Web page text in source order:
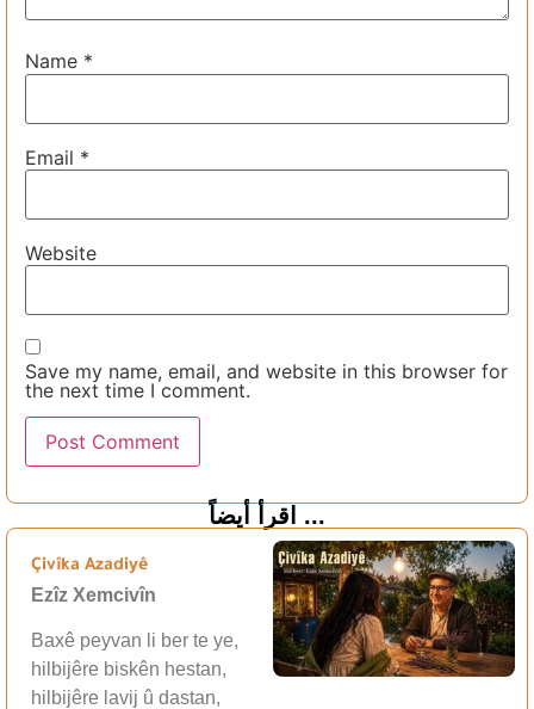
Name *
Email *
Website
Save my name, email, and website in this browser for
the next time I comment.
اقرأ أيضاً ...
Çivîka Azadiyê
Ezîz Xemcivîn
Baxê peyvan li ber te ye,
hilbijêre biskên hestan,
hilbijêre lavij û dastan,